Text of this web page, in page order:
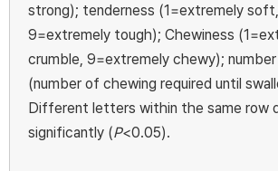
strong); tenderness (1=extremely soft,
9=extremely tough); Chewiness
crumble, 9=extremely chewy);
(number of chewing required until
Different letters within the same row
significantly (P<0.05).